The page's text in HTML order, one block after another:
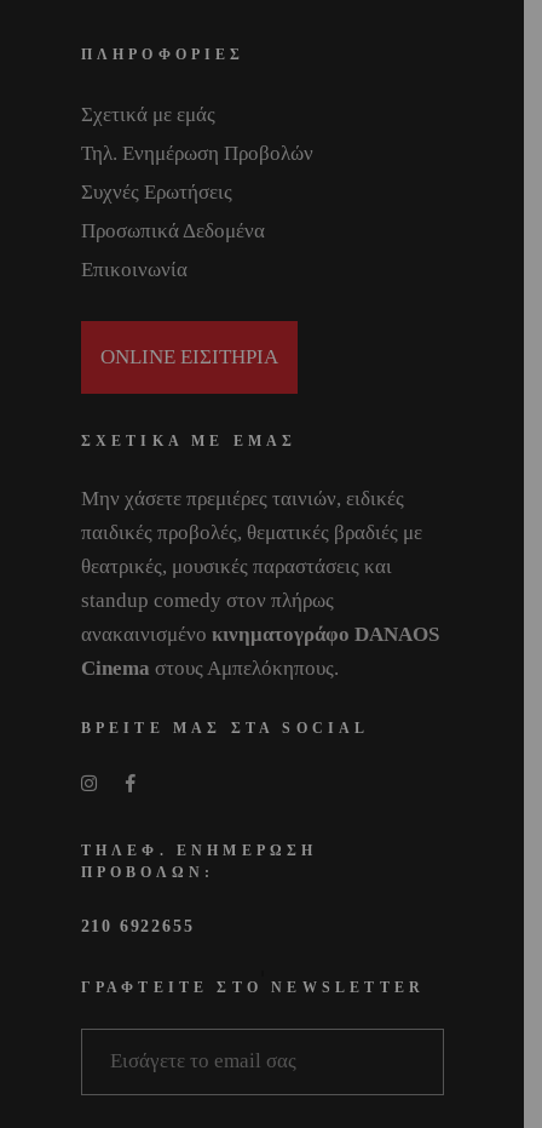
ΠΛΗΡΟΦΟΡΙΕΣ
Σχετικά με εμάς
Τηλ. Ενημέρωση Προβολών
Συχνές Ερωτήσεις
Προσωπικά Δεδομένα
Επικοινωνία
ONLINE ΕΙΣΙΤΗΡΙΑ
ΣΧΕΤΙΚΑ ΜΕ ΕΜΑΣ
Μην χάσετε πρεμιέρες ταινιών, ειδικές
παιδικές προβολές, θεματικές βραδιές με
θεατρικές, μουσικές παραστάσεις και
standup comedy στον πλήρως
ανακαινισμένο κινηματογράφο DANAOS
Cinema στους Αμπελόκηπους.
ΒΡΕΙΤΕ ΜΑΣ ΣΤΑ SOCIAL
ΤΗΛΕΦ. ΕΝΗΜΕΡΩΣΗ
ΠΡΟΒΟΛΩΝ:
210 6922655
ΓΡΑΦΤΕΙΤΕ ΣΤΟ NEWSLETTER